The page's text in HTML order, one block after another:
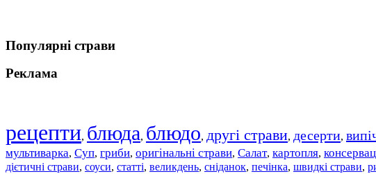
Популярні страви
Реклама
рецепти, блюда, блюдо, другі страви, десерти,
мультиварка, Суп, гриби, оригінальні страви, Салат, картопля,
дієтичні страви, соуси, статті, великдень, сніданок, печінка, швидкі страви,